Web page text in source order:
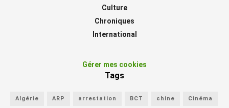
Culture
Chroniques
International
Gérer mes cookies
Tags
Algérie ARP arrestation BCT chine Cinéma